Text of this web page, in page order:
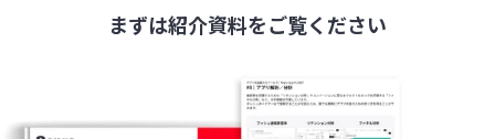
まずは紹介資料をご覧ください